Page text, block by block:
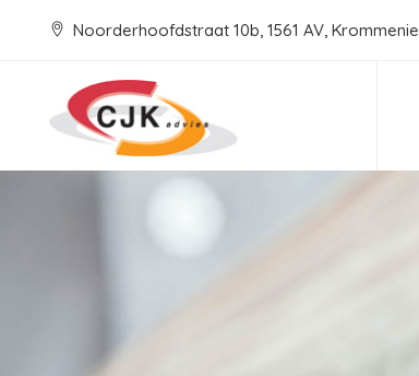
Noorderhoofdstraat 10b, 1561 AV, Krommenie